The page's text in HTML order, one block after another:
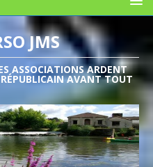
JMS
ASSOCIATIONS ARDENT
RÉPUBLICAIN AVANT TOUT